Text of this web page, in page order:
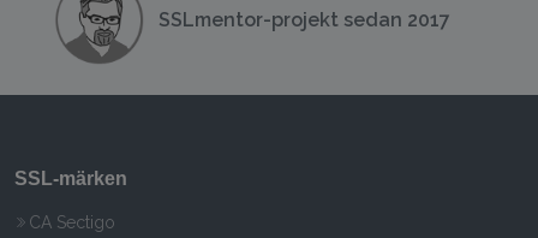
SSLmentor-projekt sedan 2017
SSL‑märken
CA Sectigo